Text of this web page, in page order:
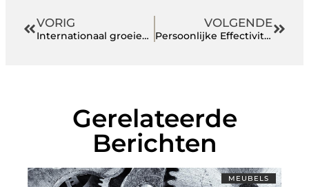
VORIG
Internationaal groeien met jouw bedrijf? 4 punten om bij stil te staan
VOLGENDE
Persoonlijke Effectiviteit: Slim Subsidie, 360-graden Feedback en Coachend Leiderschap
Gerelateerde
Berichten
MEUBELS